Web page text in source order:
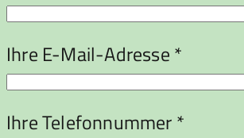
Ihre E-Mail-Adresse *
Ihre Telefonnummer *